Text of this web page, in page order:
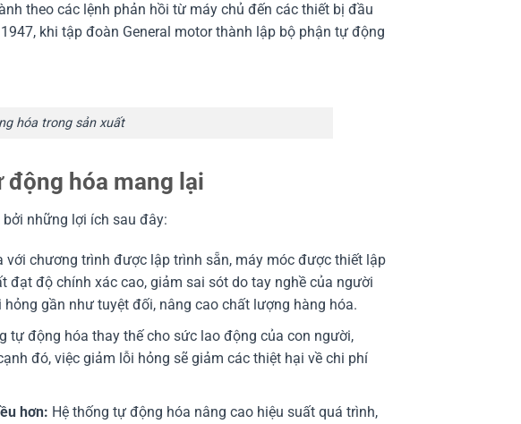
theo các lệnh phản hồi từ máy chủ đến các thiết bị đầu
khi tập đoàn General motor thành lập bộ phận tự động
hóa trong sản xuất
hóa mang lại
những lợi ích sau đây:
với chương trình được lập trình sẵn, máy móc được thiết lập
đạt độ chính xác cao, giảm sai sót do tay nghề của người
gần như tuyệt đối, nâng cao chất lượng hàng hóa.
tự động hóa thay thế cho sức lao động của con người,
đó, việc giảm lỗi hỏng sẽ giảm các thiệt hại về chi phí
hơn: Hệ thống tự động hóa nâng cao hiệu suất quá trình,